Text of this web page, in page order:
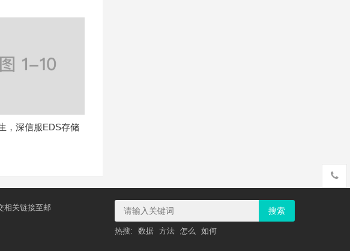
，深信服EDS存储
相关链接至邮
搜索
热搜: 数据 方法 怎么 如何